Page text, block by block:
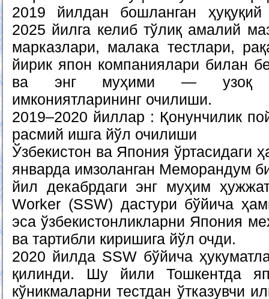
2019 йилдан бошланган
2025 йилга келиб тўлиқ амалий
марказлари, малака тестлари,
йирик япон компаниялари билан
ва энг муҳими — узоқ
имкониятларининг очилиши.
2019–2020 йиллар : Қонунчилик
расмий ишга йўл очилиши
Ўзбекистон ва Япония ўртасидаги
январда имзоланган Меморандум
йил декабрдаги энг муҳим
Worker (SSW) дастури бўйича
эса ўзбекистонликларни Япония
ва тартибли киришига йўл очди.
2020 йилда SSW бўйича
қилинди. Шу йили Тошкентда
кўникмаларни тестдан ўтказувчи